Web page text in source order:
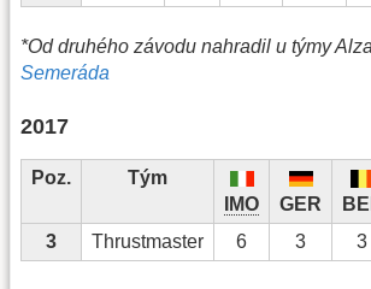
*Od druhého závodu nahradil u týmy
Semeráda
2017
Poz.
Tým
IMO
GER
3
Thrustmaster 6 3 3